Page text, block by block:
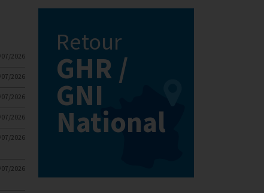
2026
2026
2026
2026
2026
2026
Retour
GHR /
GNI
National